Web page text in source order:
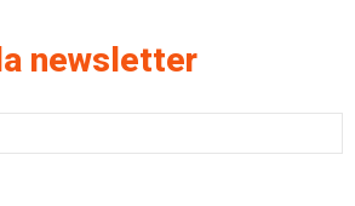
newsletter